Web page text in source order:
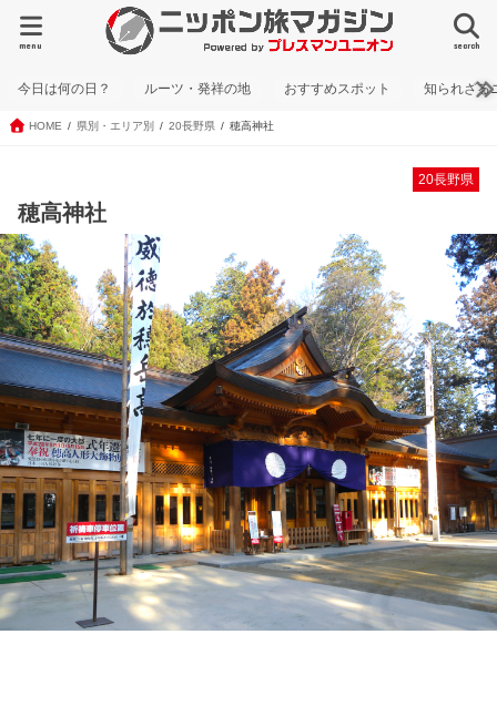
search
menu
今日は何の日？ ルーツ・発祥の地 おすすめスポット 知られざる
HOME 県別・エリア別 20長野県 穂高神社
20長野県
穂高神社